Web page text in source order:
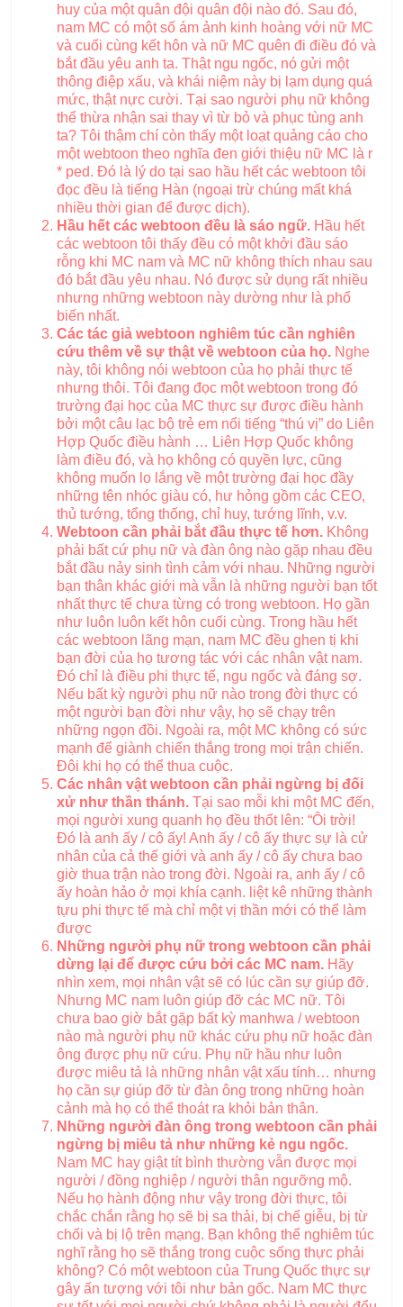
huy của một quân đội quân đội nào đó. Sau đó,
nam MC có một số ám ảnh kinh hoàng với nữ MC
và cuối cùng kết hôn và nữ MC quên đi điều đó và
bắt đầu yêu anh ta. Thật ngu ngốc, nó gửi một
thông điệp xấu, và khái niệm này bị lạm dụng quá
mức, thật nực cười. Tại sao người phụ nữ không
thể thừa nhận sai thay vì từ bỏ và phục tùng anh
ta? Tôi thậm chí còn thấy một loạt quảng cáo cho
một webtoon theo nghĩa đen giới thiệu nữ MC là r
* ped. Đó là lý do tại sao hầu hết các webtoon tôi
đọc đều là tiếng Hàn (ngoại trừ chúng mất khá
nhiều thời gian để được dịch).
Hầu hết các webtoon đều là sáo ngữ. Hầu hết
các webtoon tôi thấy đều có một khởi đầu sáo
rỗng khi MC nam và MC nữ không thích nhau sau
đó bắt đầu yêu nhau. Nó được sử dụng rất nhiều
nhưng những webtoon này dường như là phổ
biến nhất.
Các tác giả webtoon nghiêm túc cần nghiên
cứu thêm về sự thật về webtoon của họ. Nghe
này, tôi không nói webtoon của họ phải thực tế
nhưng thôi. Tôi đang đọc một webtoon trong đó
trường đại học của MC thực sự được điều hành
bởi một câu lạc bộ trẻ em nổi tiếng “thú vị” do Liên
Hợp Quốc điều hành … Liên Hợp Quốc không
làm điều đó, và họ không có quyền lực, cũng
không muốn lo lắng về một trường đại học đầy
những tên nhóc giàu có, hư hỏng gồm các CEO,
thủ tướng, tổng thống, chỉ huy, tướng lĩnh, v.v.
Webtoon cần phải bắt đầu thực tế hơn. Không
phải bất cứ phụ nữ và đàn ông nào gặp nhau đều
bắt đầu nảy sinh tình cảm với nhau. Những người
bạn thân khác giới mà vẫn là những người bạn tốt
nhất thực tế chưa từng có trong webtoon. Họ gần
như luôn luôn kết hôn cuối cùng. Trong hầu hết
các webtoon lãng mạn, nam MC đều ghen tị khi
bạn đời của họ tương tác với các nhân vật nam.
Đó chỉ là điều phi thực tế, ngu ngốc và đáng sợ.
Nếu bất kỳ người phụ nữ nào trong đời thực có
một người bạn đời như vậy, họ sẽ chạy trên
những ngọn đồi. Ngoài ra, một MC không có sức
mạnh để giành chiến thắng trong mọi trận chiến.
Đôi khi họ có thể thua cuộc.
Các nhân vật webtoon cần phải ngừng bị đối
xử như thần thánh.Tại sao mỗi khi một MC đến,
mọi người xung quanh họ đều thốt lên: “Ôi trời!
Đó là anh ấy / cô ấy! Anh ấy / cô ấy thực sự là cử
nhân của cả thế giới và anh ấy / cô ấy chưa bao
giờ thua trận nào trong đời. Ngoài ra, anh ấy / cô
ấy hoàn hảo ở mọi khía cạnh. liệt kê những thành
tựu phi thực tế mà chỉ một vị thần mới có thể làm
được
Những người phụ nữ trong webtoon cần phải
dừng lại để được cứu bởi các MC nam. Hãy
nhìn xem, mọi nhân vật sẽ có lúc cần sự giúp đỡ.
Nhưng MC nam luôn giúp đỡ các MC nữ. Tôi
chưa bao giờ bắt gặp bất kỳ manhwa / webtoon
nào mà người phụ nữ khác cứu phụ nữ hoặc đàn
ông được phụ nữ cứu. Phụ nữ hầu như luôn
được miêu tả là những nhân vật xấu tính… nhưng
họ cần sự giúp đỡ từ đàn ông trong những hoàn
cảnh mà họ có thể thoát ra khỏi bản thân.
Những người đàn ông trong webtoon cần phải
ngừng bị miêu tả như những kẻ ngu ngốc.
Nam MC hay giật tít bình thường vẫn được mọi
người / đồng nghiệp / người thân ngưỡng mộ.
Nếu họ hành động như vậy trong đời thực, tôi
chắc chắn rằng họ sẽ bị sa thải, bị chế giễu, bị từ
chối và bị lộ trên mạng. Bạn không thể nghiêm túc
nghĩ rằng họ sẽ thắng trong cuộc sống thực phải
không? Có một webtoon của Trung Quốc thực sự
gây ấn tượng với tôi như bản gốc. Nam MC thực